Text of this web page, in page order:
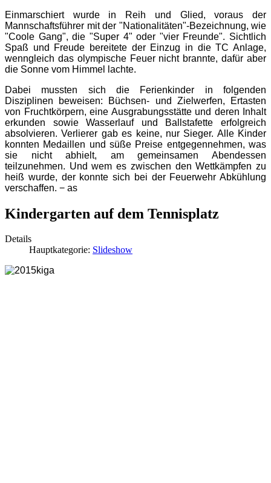
Einmarschiert wurde in Reih und Glied, voraus der
Mannschaftsführer mit der "Nationalitäten"-Bezeichnung, wie
"Coole Gang", die "Super 4" oder "vier Freunde". Sichtlich
Spaß und Freude bereitete der Einzug in die TC Anlage,
wenngleich das olympische Feuer nicht brannte, dafür aber
die Sonne vom Himmel lachte.
Dabei mussten sich die Ferienkinder in folgenden
Disziplinen beweisen: Büchsen- und Zielwerfen, Ertasten
von Fruchtkörpern, eine Ausgrabungsstätte und deren Inhalt
erkunden sowie Wasserlauf und Ballstafette erfolgreich
absolvieren. Verlierer gab es keine, nur Sieger. Alle Kinder
konnten Medaillen und süße Preise entgegennehmen, was
sie nicht abhielt, am gemeinsamen Abendessen
teilzunehmen. Und wem es zwischen den Wettkämpfen zu
heiß wurde, der konnte sich bei der Feuerwehr Abkühlung
verschaffen. − as
Kindergarten auf dem Tennisplatz
Details
Hauptkategorie: Slideshow